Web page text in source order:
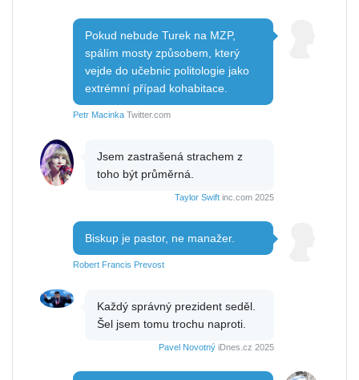
Pokud nebude Turek na MZP,
spálím mosty způsobem, který
vejde do učebnic politologie jako
extrémní případ kohabitace.
Petr Macinka Twitter.com
Jsem zastrašená strachem z
toho být průměrná.
Taylor Swift inc.com 2025
Biskup je pastor, ne manažer.
Robert Francis Prevost
Každý správný prezident seděl.
Šel jsem tomu trochu naproti.
Pavel Novotný iDnes.cz 2025